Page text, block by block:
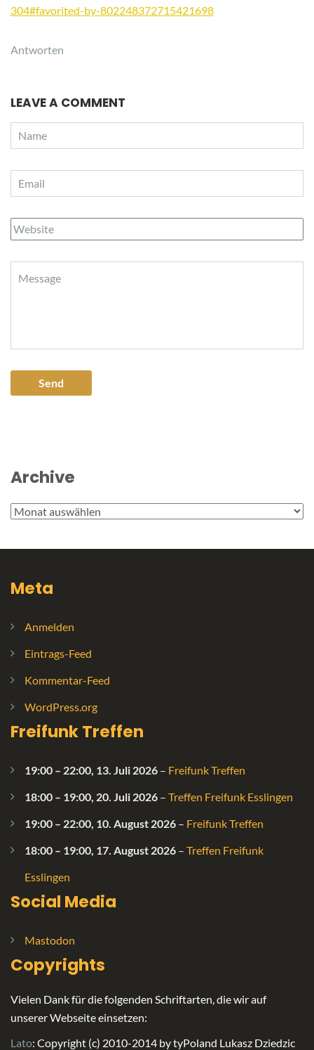
304#favorited-by-802248372715421698
Antworten
LEAVE A COMMENT
Archive
Archive
Meta
Anmelden
Eintrags-Feed
Kommentar-Feed
WordPress.org
Freifunk Treffen
19:00 – 22:00, 13. Juli 2026 – Freifunk Treffen
18:00 – 19:00, 20. Juli 2026 – Treffen Freifunk Esslingen
19:00 – 22:00, 10. August 2026 – Freifunk Treffen
18:00 – 19:00, 17. August 2026 – Treffen Freifunk
Esslingen
Social Media
Mastodon
Copyrights
Vielen Dank für die folgenden Schriftarten, die wir auf
unserer Webseite einsetzen:
Lato: Copyright (c) 2010-2014 by tyPoland Lukasz Dziedzic